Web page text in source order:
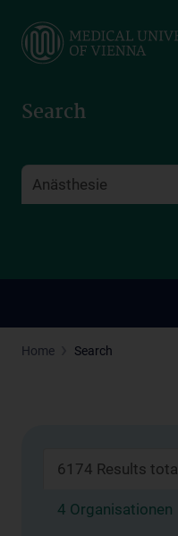
main
Search
Home Search
6174 Results total
4 Organisationen